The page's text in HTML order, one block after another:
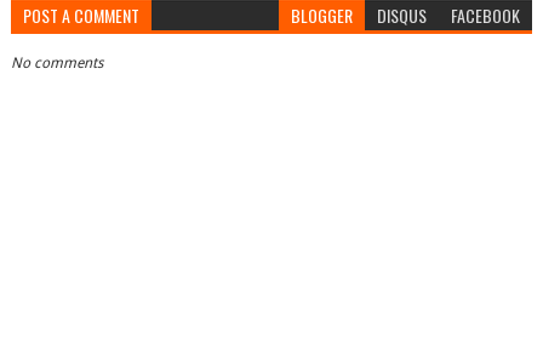
POST A COMMENT BLOGGER DISQUS FACEBOOK
No comments